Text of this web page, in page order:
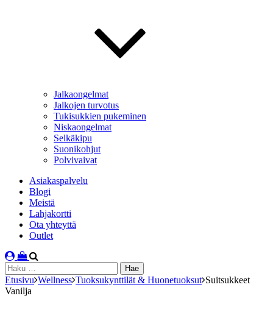
Jalkaongelmat
Jalkojen turvotus
Tukisukkien pukeminen
Niskaongelmat
Selkäkipu
Suonikohjut
Polvivaivat
Asiakaspalvelu
Blogi
Meistä
Lahjakortti
Ota yhteyttä
Outlet
Haku:
Etusivu Wellness Tuoksukynttilät & Huonetuoksut Suitsukkeet
Vanilja